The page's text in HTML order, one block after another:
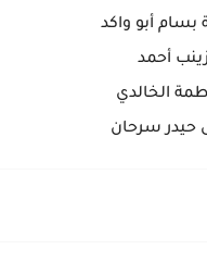
بسام أبو واكد
زينب أحمد
الخالدي
حيدر سرحان